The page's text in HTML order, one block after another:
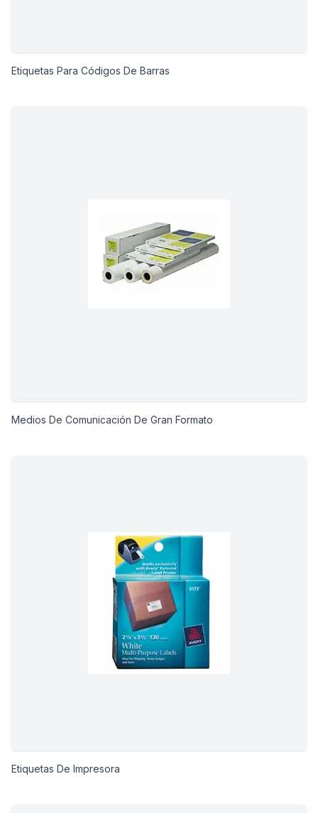
Etiquetas Para Códigos De Barras
Medios De Comunicación De Gran Formato
Etiquetas De Impresora